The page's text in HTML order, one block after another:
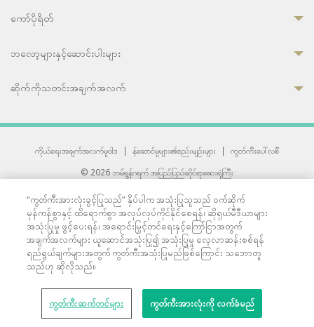
ကော်ပိုရိတ်
ဘလော့များနှင့်ဆောင်းပါးများ
ဆိုက်ကိုသတင်းအချက်အလက်
ကိုယ်ရေးအချက်အလက်မူဝါဒ | န်ဆောင်မှုများ၏စည်းမျဉ်းများ |
ကွတ်ကီးပေါ်လစီ
© 2026 ဘမ်ရွန်ဂရက် အပြည်ပြည်ဆိုင်ရာဆေးရုံကြီး
33 Sukhumvit 3, Wattana, Bangkok 10110 Thailand.
All rights reserved.
“ကွတ်ကီးအားလုံးခွင့်ပြုသည်” နှိပ်ပါက အသုံးပြုသူသည် ဝက်ဆိုက်
မှန်ကန်စွာနှင့် ထိရောက်စွာ အလုပ်လုပ်ကိုင်နိုင်စေရန်၊ ဆိုရှယ်မီဒီယာများ
အသုံးပြုမှု ဖွင့်ပေးရန်၊ အရောင်းမြှင့်တင်ရေးနှင့်ကြော်ငြာအတွက်
အချက်အလက်များ ယူဆောင်အသုံးပြု၍ အသုံးပြုမှု လေ့လာဆန်းစစ်ရန်
ရည်ရွယ်ချက်များအတွက် ကွတ်ကီးအသုံးပြုမည်ဖြစ်ကြောင်း သဘောတူ
သည်ဟု ဆိုလိုသည်။
ကွတ်ကီးဆက်တင်များ ကွတ်ကီးအားလုံးကို လက်ခံမည်